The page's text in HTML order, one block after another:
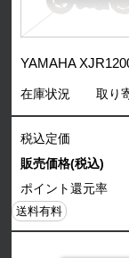
YAMAHA
在庫状況 取り
税込定価
販売価格(税込)
ポイント還元率
送料有料